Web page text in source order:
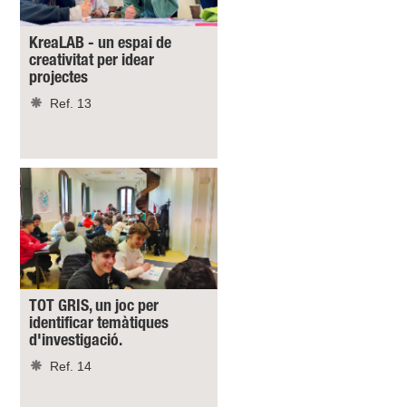
KreaLAB - un espai de
creativitat per idear
projectes
Ref. 13
TOT GRIS, un joc per
identificar temàtiques
d'investigació.
Ref. 14